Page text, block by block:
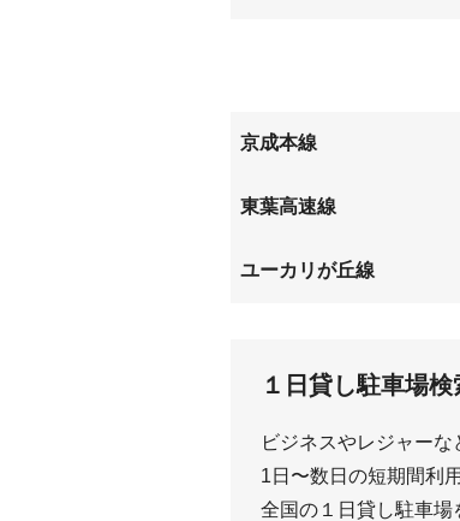
京成本線
ユーカリが丘
東葉高速線
東葉勝田台
ユーカリが丘線
女子大
１日貸し駐車場
ビジネスやレジャー
1日〜数日の短期間利
全国の１日貸し駐車場